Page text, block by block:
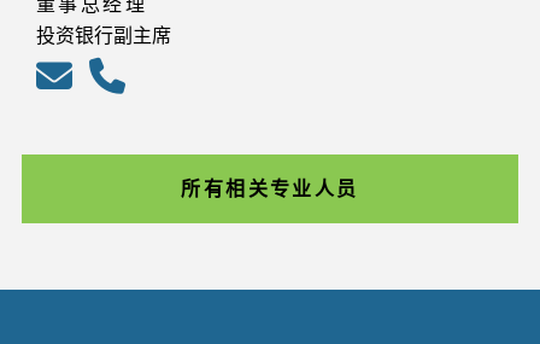
董事总经理
投资银行副主席
所有相关专业人员